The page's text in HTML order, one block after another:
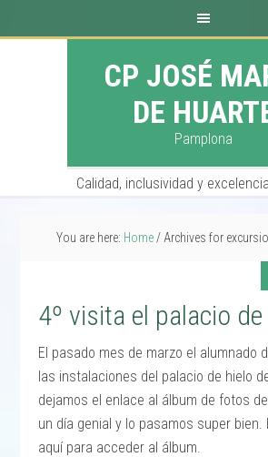
CP JOSÉ
DE
Pamplona
Calidad, inclusividad y
You are here: Home / Archives for
4º visita el palacio
El pasado mes de marzo el alumnado
las instalaciones del palacio de hielo
dejamos el enlace al álbum de fotos
un día genial y lo pasamos super bien.
aquí para acceder al álbum.